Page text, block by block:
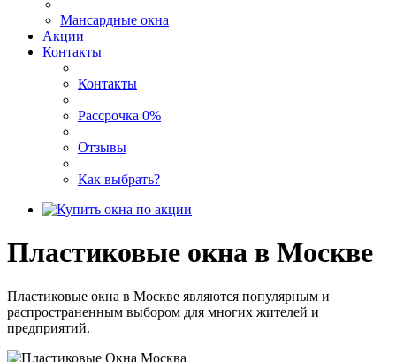
Мансардные окна
Акции
Контакты
Контакты
Рассрочка 0%
Отзывы
Как выбрать?
Пластиковые окна в Москве
Пластиковые окна в Москве являются популярным и
распространенным выбором для многих жителей и
предприятий.